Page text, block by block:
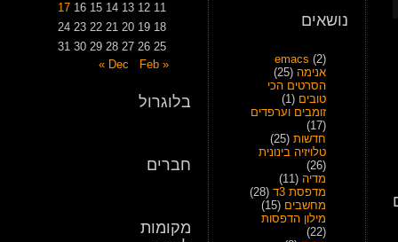
נושאים
emacs (2)
אנימה (25)
הסרטים הכי
טובים (1)
זומבים וערפדים
(17)
חדשות (25)
טלויזיה בינונית
(26)
מדיה (11)
מדפסת 3ד
(28)
מחשבים (15)
מילון הדפסות
(22)
11
12
13
14
15
16
17
18
19
20
21
22
23
24
25
26
27
28
29
30
31
« Dec
Feb »
בלוגרול
חברים
מקומות